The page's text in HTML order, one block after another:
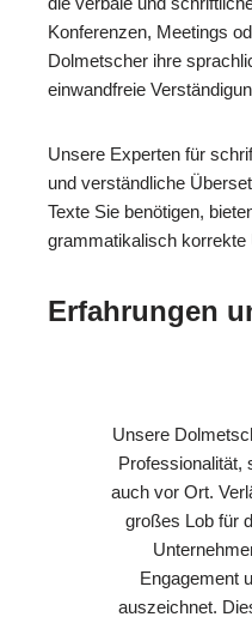
Konferenzen, Meetings
Dolmetscher ihre
einwandfreie
Unsere Experten für
und verständliche
Texte Sie benötigen,
grammatikalisch korrekte
Erfahrungen
Unsere
Professionalität,
auch vor Ort.
großes Lob für
Engagement
auszeichnet.